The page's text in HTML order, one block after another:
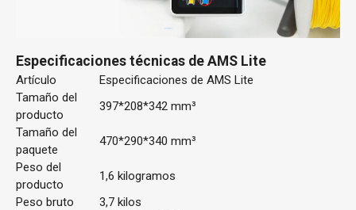
Especificaciones técnicas de AMS Lite
Artículo
Especificaciones de AMS Lite
Tamaño del
producto
397*208*342 mm³
Tamaño del
paquete
470*290*340 mm³
Peso del
producto
1,6 kilogramos
Peso bruto
3,7 kilos